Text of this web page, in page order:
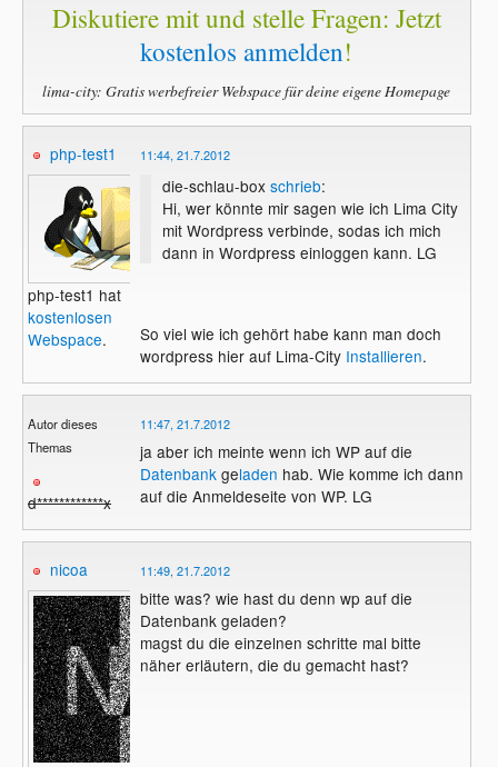
Diskutiere mit und stelle Fragen: Jetzt
kostenlos anmelden!
lima-city: Gratis werbefreier Webspace für deine eigene Homepage
php-test1
php-test1 hat
kostenlosen
Webspace.
11:44, 21.7.2012
die-schlau-box schrieb:
Hi, wer könnte mir sagen wie ich Lima City
mit Wordpress verbinde, sodas ich mich
dann in Wordpress einloggen kann. LG
So viel wie ich gehört habe kann man doch
wordpress hier auf Lima-City Installieren.
Autor dieses
Themas
d************x
11:47, 21.7.2012
ja aber ich meinte wenn ich WP auf die
Datenbankgeladen hab. Wie komme ich dann
auf die Anmeldeseite von WP. LG
nicoa 11:49, 21.7.2012
bitte was? wie hast du denn wp auf die
Datenbank geladen?
magst du die einzelnen schritte mal bitte
näher erläutern, die du gemacht hast?